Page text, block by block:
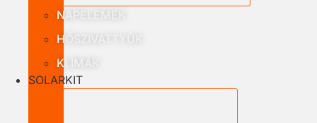
NAPELEMEK
HŐSZIVATTYÚK
KLÍMÁK
SOLARKIT